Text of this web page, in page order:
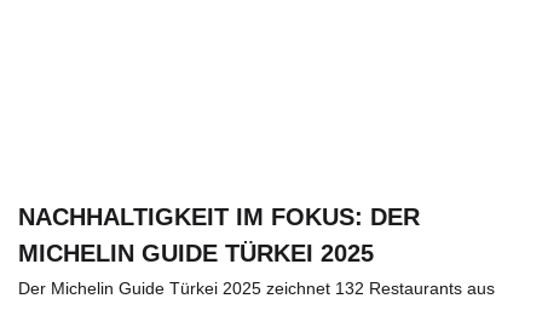
NACHHALTIGKEIT IM FOKUS: DER
MICHELIN GUIDE TÜRKEI 2025
Der Michelin Guide Türkei 2025 zeichnet 132 Restaurants aus